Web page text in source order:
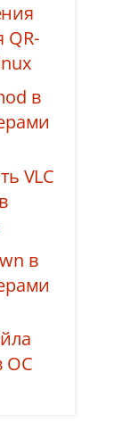
QR-
в
VLC
в
ОС